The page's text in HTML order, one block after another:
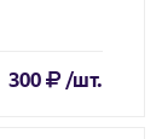
300 /шт.